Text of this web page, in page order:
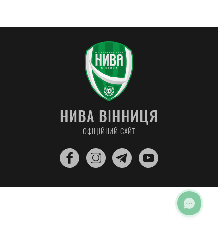
НИВА ВІННИЦЯ
ОФІЦІЙНИЙ САЙТ